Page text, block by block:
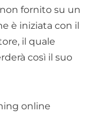
fornito su un
è iniziata con il
il quale
così il suo
online